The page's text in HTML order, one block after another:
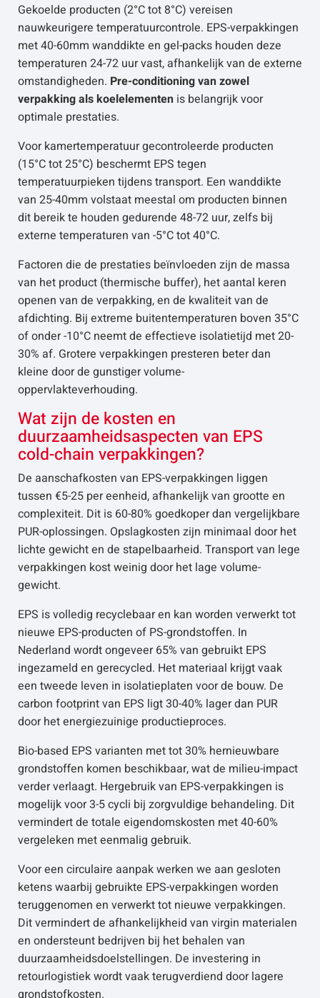
Gekoelde producten (2°C tot 8°C) vereisen
nauwkeurigere temperatuurcontrole. EPS-verpakkingen
met 40-60mm wanddikte en gel-packs houden deze
temperaturen 24-72 uur vast, afhankelijk van de externe
omstandigheden. Pre-conditioning van zowel
verpakking als koelelementen is belangrijk voor
optimale prestaties.
Voor kamertemperatuur gecontroleerde producten
(15°C tot 25°C) beschermt EPS tegen
temperatuurpieken tijdens transport. Een wanddikte
van 25-40mm volstaat meestal om producten binnen
dit bereik te houden gedurende 48-72 uur, zelfs bij
externe temperaturen van -5°C tot 40°C.
Factoren die de prestaties beïnvloeden zijn de massa
van het product (thermische buffer), het aantal keren
openen van de verpakking, en de kwaliteit van de
afdichting. Bij extreme buitentemperaturen boven 35°C
of onder -10°C neemt de effectieve isolatietijd met 20-
30% af. Grotere verpakkingen presteren beter dan
kleine door de gunstiger volume-
oppervlakteverhouding.
Wat zijn de kosten en
duurzaamheidsaspecten van EPS
cold-chain verpakkingen?
De aanschafkosten van EPS-verpakkingen liggen
tussen €5-25 per eenheid, afhankelijk van grootte en
complexiteit. Dit is 60-80% goedkoper dan vergelijkbare
PUR-oplossingen. Opslagkosten zijn minimaal door het
lichte gewicht en de stapelbaarheid. Transport van lege
verpakkingen kost weinig door het lage volume-
gewicht.
EPS is volledig recyclebaar en kan worden verwerkt tot
nieuwe EPS-producten of PS-grondstoffen. In
Nederland wordt ongeveer 65% van gebruikt EPS
ingezameld en gerecycled. Het materiaal krijgt vaak
een tweede leven in isolatieplaten voor de bouw. De
carbon footprint van EPS ligt 30-40% lager dan PUR
door het energiezuinige productieproces.
Bio-based EPS varianten met tot 30% hernieuwbare
grondstoffen komen beschikbaar, wat de milieu-impact
verder verlaagt. Hergebruik van EPS-verpakkingen is
mogelijk voor 3-5 cycli bij zorgvuldige behandeling. Dit
vermindert de totale eigendomskosten met 40-60%
vergeleken met eenmalig gebruik.
Voor een circulaire aanpak werken we aan gesloten
ketens waarbij gebruikte EPS-verpakkingen worden
teruggenomen en verwerkt tot nieuwe verpakkingen.
Dit vermindert de afhankelijkheid van virgin materialen
en ondersteunt bedrijven bij het behalen van
duurzaamheidsdoelstellingen. De investering in
retourlogistiek wordt vaak terugverdiend door lagere
grondstofkosten.